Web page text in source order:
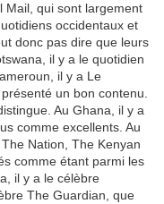
Mail, qui sont largement
occidentaux et
donc pas dire que leurs
il y a le quotidien
il y a Le
un bon contenu.
Au Ghana, il y a
comme excellents. Au
Nation, The Kenyan
comme étant parmi les
il y a le célèbre
The Guardian, que